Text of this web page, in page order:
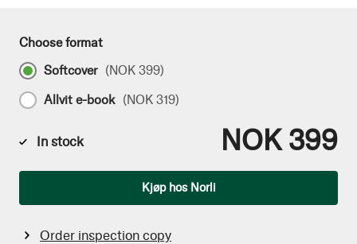
Choose format
Softcover (NOK 399)
Allvit e-book (NOK 319)
In stock NOK 399
Kjøp hos Norli
Order inspection copy